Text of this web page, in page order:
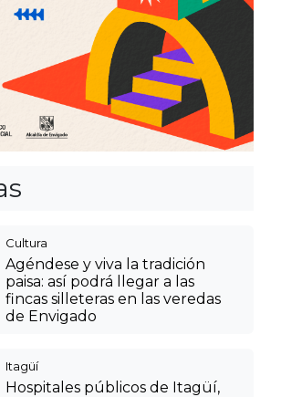
Cultura
Agéndese y viva la tradición
paisa: así podrá llegar a las
fincas silleteras en las veredas
de Envigado
Itagüí
Hospitales públicos de Itagüí,